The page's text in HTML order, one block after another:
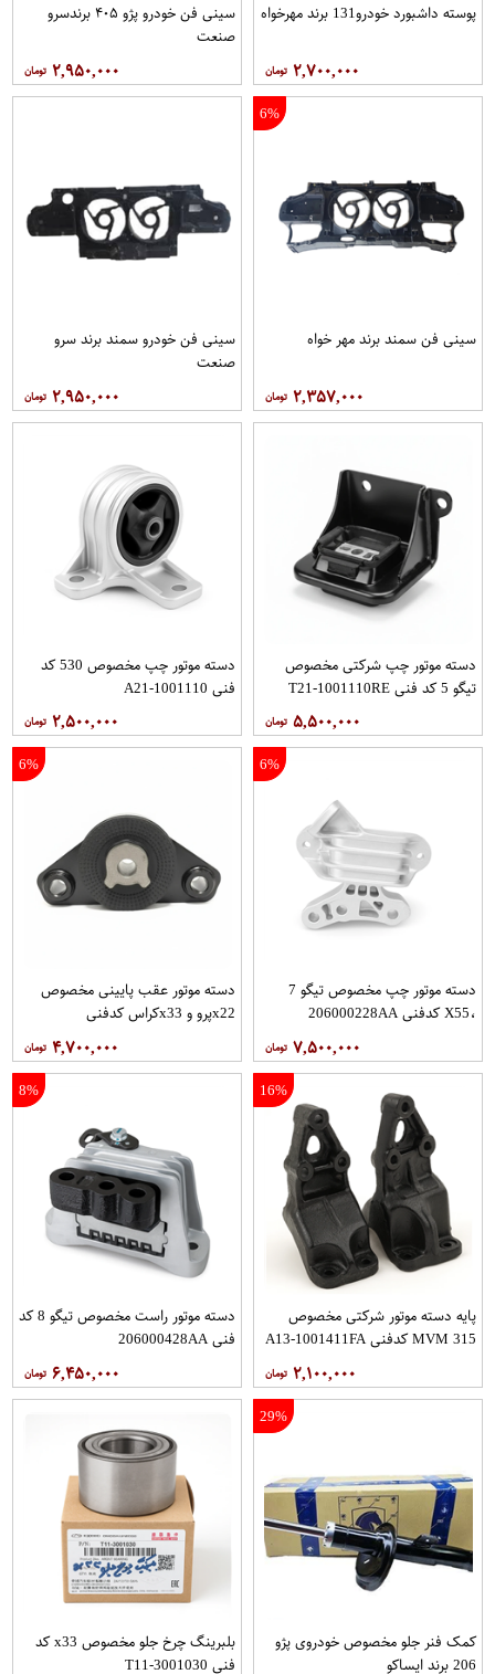
پوسته داشبورد خودرو131 برند مهرخواه
۲,۷۰۰,۰۰۰
سینی فن خودرو پژو ۴۰۵ برندسرو
صنعت
۲,۹۵۰,۰۰۰
6%
سینی فن سمند برند مهر خواه
۲,۳۵۷,۰۰۰
سینی فن خودرو سمند برند سرو
صنعت
۲,۹۵۰,۰۰۰
دسته موتور چپ شرکتی مخصوص
تیگو 5 کد فنی T21-1001110RE
۵,۵۰۰,۰۰۰
دسته موتور چپ مخصوص 530 کد
فنی A21-1001110
۲,۵۰۰,۰۰۰
6%
دسته موتور چپ مخصوص تیگو 7
،X55 کدفنی 206000228AA
۷,۵۰۰,۰۰۰
6%
دسته موتور عقب پایینی مخصوص
x22پرو و x33کراس کدفنی
۴,۷۰۰,۰۰۰
16%
پایه دسته موتور شرکتی مخصوص
MVM 315 کدفنی A13-1001411FA
۲,۱۰۰,۰۰۰
8%
دسته موتور راست مخصوص تیگو 8 کد
فنی 206000428AA
۶,۴۵۰,۰۰۰
29%
کمک فنر جلو مخصوص خودروی پژو
206 برند ایساکو
بلبرینگ چرخ جلو مخصوص x33 کد
فنی T11-3001030